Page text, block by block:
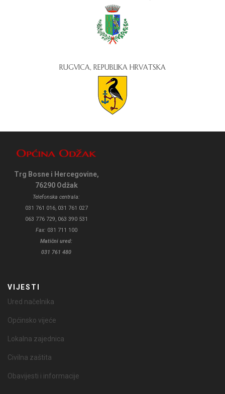
RUGVICA, REPUBLIKA HRVATSKA
Trg Bosne i Hercegovine,
76290 Odžak
Telefonska centrala:
031 761 016, 031 761 027
063 776 729, 063 390 531
Fax: 031 711 100
Matični ured:
031 761 480
VIJESTI
Ured načelnika
Općinsko vijeće
Lokalna zajednica
Civilna zaštita
Obavijesti i informacije